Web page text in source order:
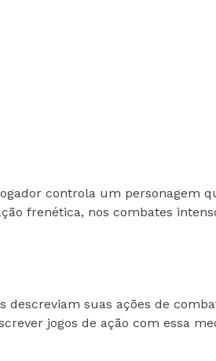
controla um personagem
frenética, nos combates
suas ações de
jogos de ação com essa